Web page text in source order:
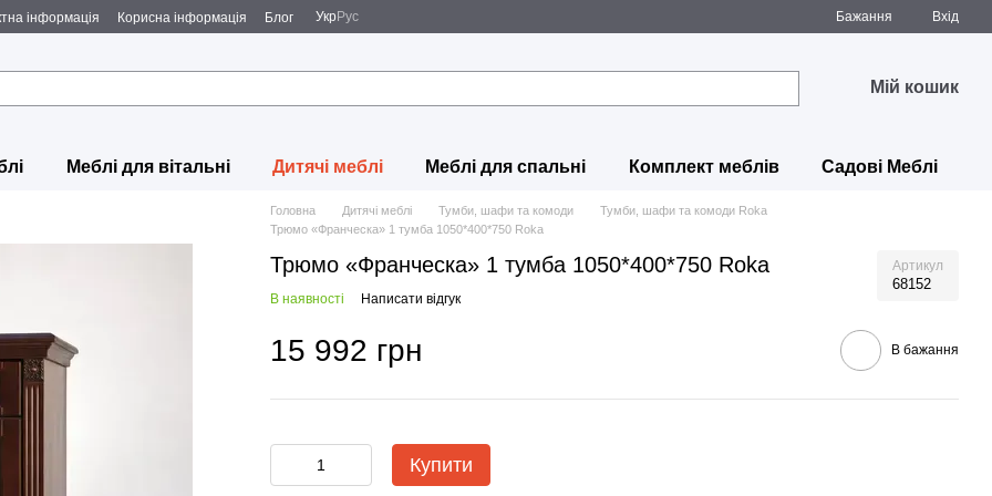
інформація Корисна інформація Блог Укр Рус Бажання Вхід
Мій кошик
Меблі для вітальні Дитячі меблі Меблі для спальні Комплект меблів Садові Меблі
Головна Дитячі меблі Тумби, шафи та комоди
Тумби, шафи та комоди Roka
Трюмо «Франческа» 1 тумба 1050*400*750 Roka
Трюмо «Франческа» 1 тумба 1050*400*750 Roka Артикул
68152
В наявності Написати відгук
15 992 грн В бажання
Купити